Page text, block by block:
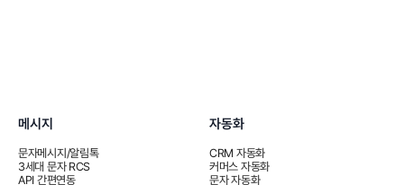
메시지
문자메시지/알림톡
3세대 문자 RCS
API 간편연동
자동화
CRM 자동화
커머스 자동화
문자 자동화